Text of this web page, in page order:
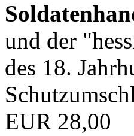
und der
des 18.
EUR 28,00